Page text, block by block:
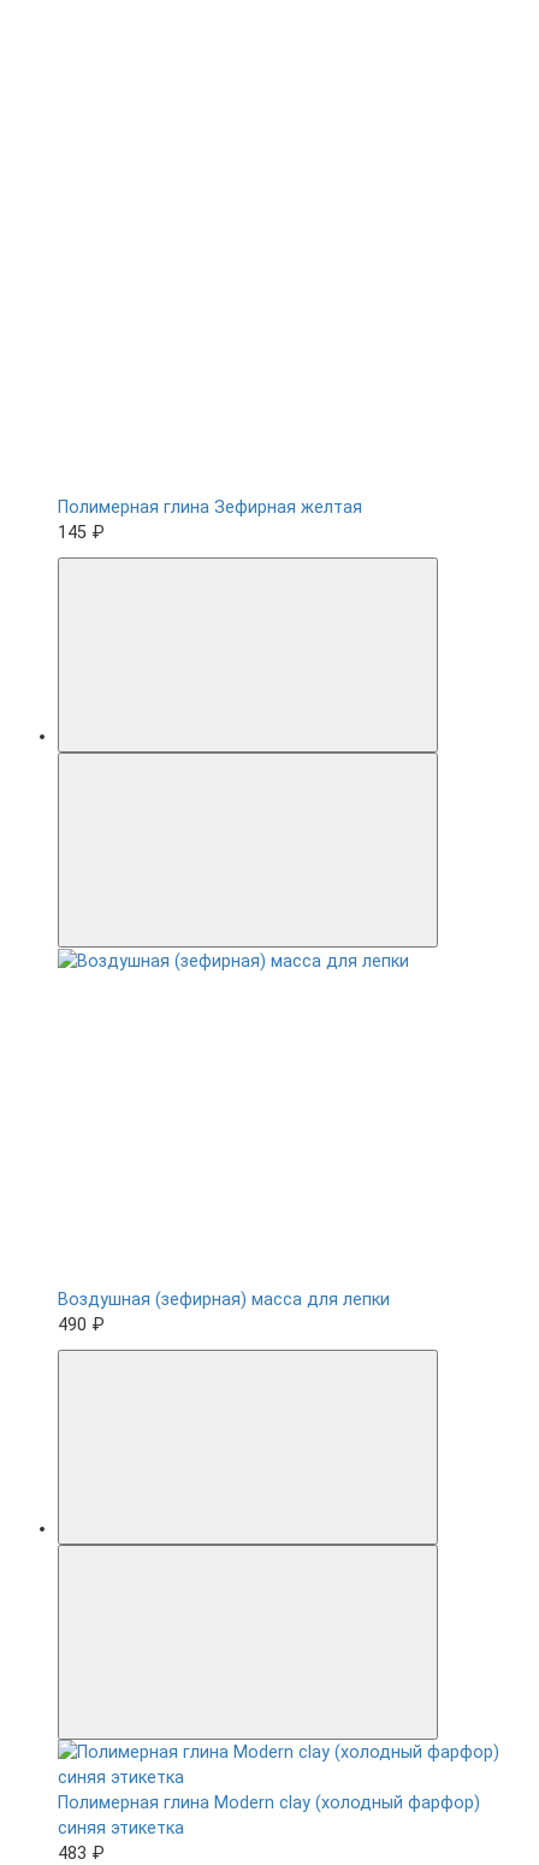
Полимерная глина Зефирная желтая
145 ₽
Воздушная (зефирная) масса для лепки
490 ₽
Полимерная глина Modern clay (холодный фарфор)
синяя этикетка
483 ₽